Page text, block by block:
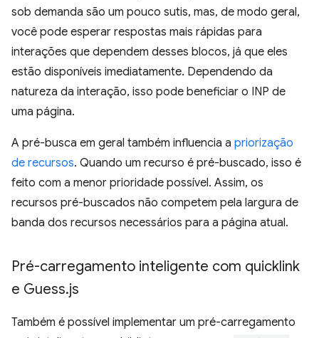
sob demanda são um pouco sutis, mas, de modo geral,
você pode esperar respostas mais rápidas para
interações que dependem desses blocos, já que eles
estão disponíveis imediatamente. Dependendo da
natureza da interação, isso pode beneficiar o INP de
uma página.
A pré-busca em geral também influencia a priorização
de recursos. Quando um recurso é pré-buscado, isso é
feito com a menor prioridade possível. Assim, os
recursos pré-buscados não competem pela largura de
banda dos recursos necessários para a página atual.
Pré-carregamento inteligente com quicklink
e Guess.js
Também é possível implementar um pré-carregamento